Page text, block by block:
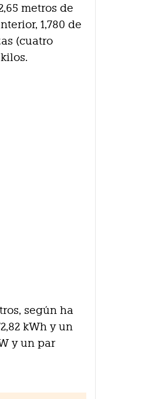
metros de
1,780 de
(cuatro
según ha
kWh y un
y un par